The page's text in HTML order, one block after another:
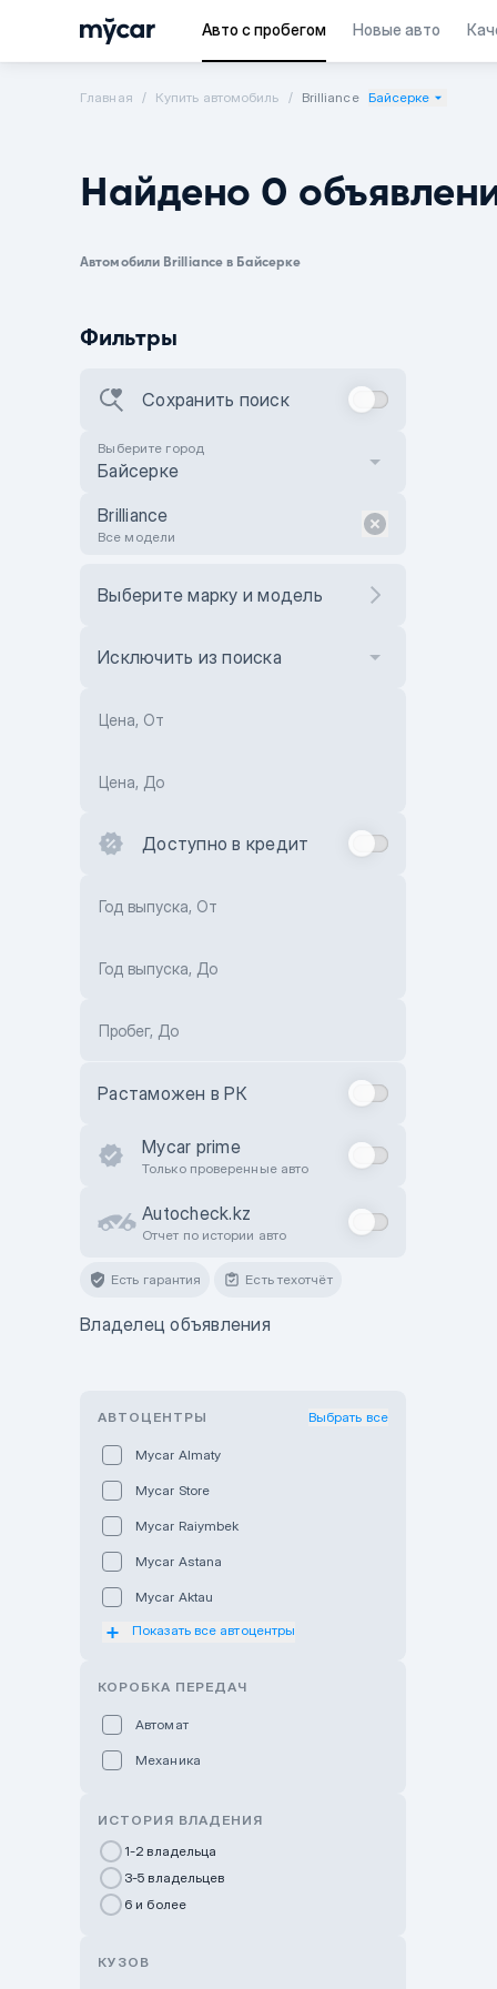
Авто с пробегом Новые авто
Главная Купить автомобиль Brilliance Байсерке
Найдено 0
Автомобили Brilliance в Байсерке
Фильтры
Сохранить поиск
Выберите город
Байсерке
Brilliance
Все модели
Выберите марку и модель
Исключить из поиска
Цена, От
Цена, До
Доступно в кредит
Год выпуска, От
Год выпуска, До
Пробег, До
Растаможен в РК
Mycar prime
Только проверенные авто
Autocheck.kz
Отчет по истории авто
Есть гарантия Есть техотчёт
Владелец объявления
АВТОЦЕНТРЫ Выбрать все
Mycar Almaty
Mycar Store
Mycar Raiymbek
Mycar Astana
Mycar Aktau
Mycar Uralsk
GWM Nurly Zhol
Chery Astana
Показать все автоцентры
КОРОБКА ПЕРЕДАЧ
Автомат
Механика
ИСТОРИЯ ВЛАДЕНИЯ
1-2 владельца
3-5 владельцев
6 и более
КУЗОВ